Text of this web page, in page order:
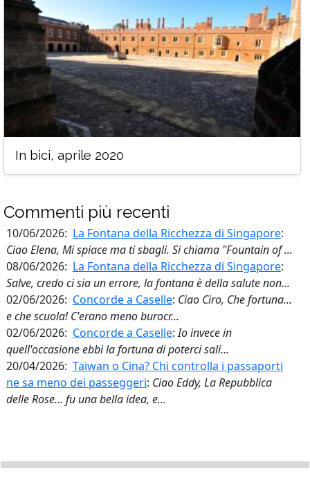
In bici, aprile 2020
Commenti più recenti
10/06/2026: La Fontana della Ricchezza di Singapore:
Ciao Elena, Mi spiace ma ti sbagli. Si chiama "Fountain of ...
08/06/2026: La Fontana della Ricchezza di Singapore:
Salve, credo ci sia un errore, la fontana è della salute non...
02/06/2026: Concorde a Caselle: Ciao Ciro, Che fortuna...
e che scuola! C'erano meno burocr...
02/06/2026: Concorde a Caselle:Io invece in
quell'occasione ebbi la fortuna di poterci sali...
20/04/2026: Taiwan o Cina? Chi controlla i passaporti
ne sa meno dei passeggeri: Ciao Eddy, La Repubblica
delle Rose... fu una bella idea, e...